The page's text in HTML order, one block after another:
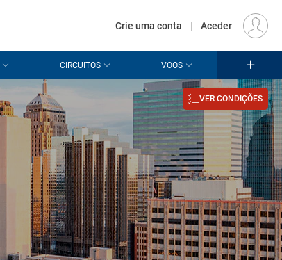
EUR
Crie uma conta | Aceder
CIRCUITOS VOOS
VER CONDIÇÕES